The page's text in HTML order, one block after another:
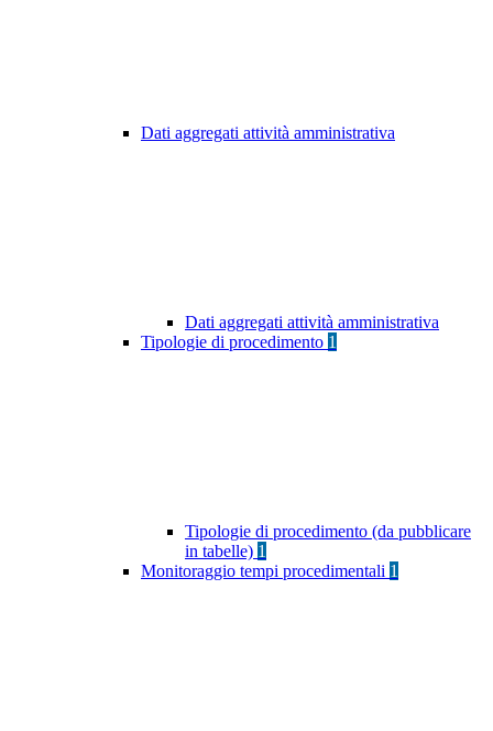
Dati aggregati attività amministrativa
Dati aggregati attività amministrativa
Tipologie di procedimento 1
Tipologie di procedimento (da pubblicare
in tabelle) 1
Monitoraggio tempi procedimentali 1